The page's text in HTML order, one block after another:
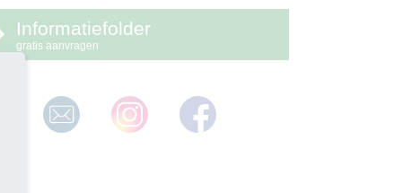
Informatiefolder
gratis aanvragen